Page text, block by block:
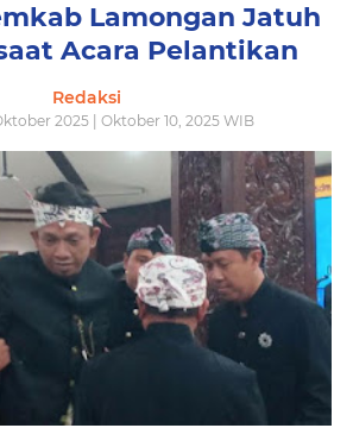
Lamongan Jatuh
Acara Pelantikan
Redaksi
2025 | Oktober 10, 2025 WIB